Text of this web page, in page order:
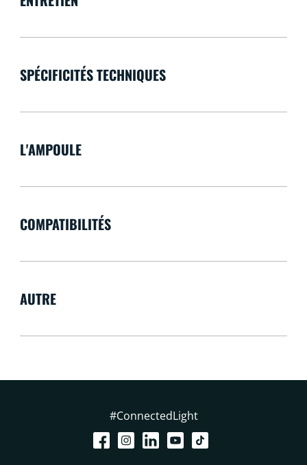
SPÉCIFICITÉS TECHNIQUES
L'AMPOULE
COMPATIBILITÉS
AUTRE
#ConnectedLight